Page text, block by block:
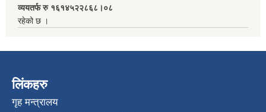
व्ययतर्फ रु १६१४५२२८६८।०८
रहेको छ ।
लिंकहरु
गृह मन्त्रालय